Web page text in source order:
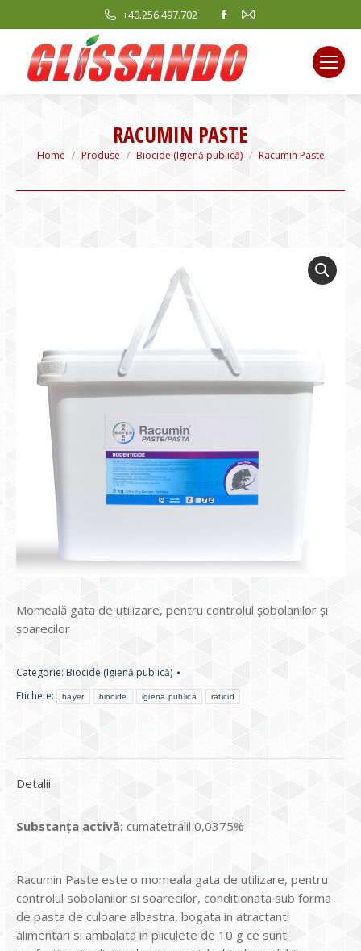
+40.256.497.702
Facebook
opens
in
new
Mail
new
RACUMIN PASTE
You are here:
Home Produse Biocide (Igienă publică) Racumin Paste
Momeală gata de utilizare, pentru controlul șobolanilor și
șoarecilor
Categorie: Biocide (Igienă publică)
Etichete:
bayer biocide igiena publică raticid
Detalii
Substanța activă: cumatetralil 0,0375%
Racumin Paste este o momeala gata de utilizare, pentru
controlul sobolanilor si soarecilor, conditionata sub forma
de pasta de culoare albastra, bogata in atractanti
alimentari si ambalata in pliculete de 10 g ce sunt